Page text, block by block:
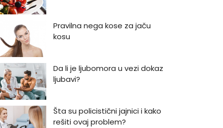
Pravilna nega kose za jaču
kosu
Da li je ljubomora u vezi dokaz
ljubavi?
Šta su policistični jajnici i kako
rešiti ovaj problem?